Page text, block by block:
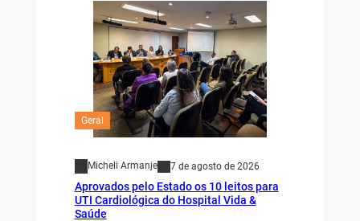
Geral
Micheli Armanje 7 de agosto de 2026
Aprovados pelo Estado os 10 leitos para
UTI Cardiológica do Hospital Vida &
Saúde